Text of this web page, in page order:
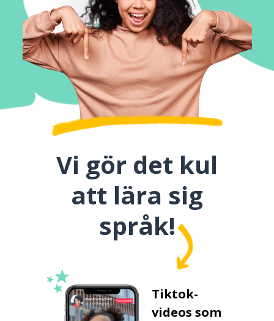
Vi gör det kul
att lära sig
språk!
Tiktok-
videos som